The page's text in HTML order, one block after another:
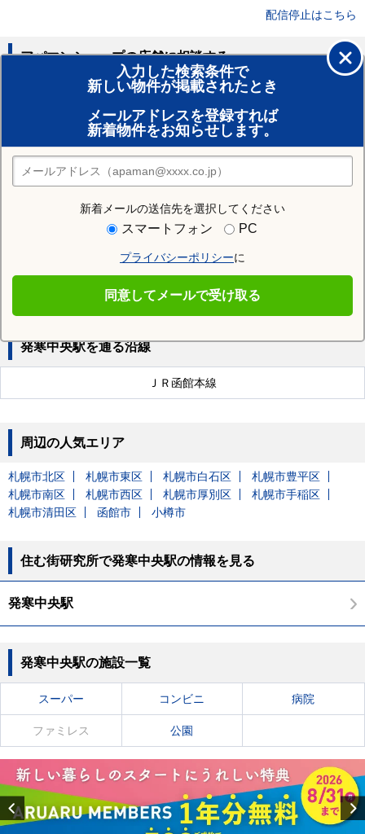
配信停止はこちら
入力した検索条件で
新しい物件が掲載されたとき
メールアドレスを登録すれば
新着物件をお知らせします。
新着メールの送信先を選択してください
スマートフォン PC
プライバシーポリシーに
同意してメールで受け取る
アパマンショップの店舗に相談する
賃貸のプロがお部屋探し！
おまかせ物件リクエスト
住みたい街の店舗を探す
店舗検索
八軒駅
発寒中央駅を通る沿線
ＪＲ函館本線
周辺の人気エリア
札幌市北区 札幌市東区 札幌市白石区
札幌市豊平区
札幌市南区
札幌市西区 札幌市厚別区
札幌市手稲区
札幌市清田区
函館市 小樽市
住む街研究所で発寒中央駅の情報を見る
発寒中央駅
発寒中央駅の施設一覧
スーパー コンビニ 病院
ファミレス 公園
Previous